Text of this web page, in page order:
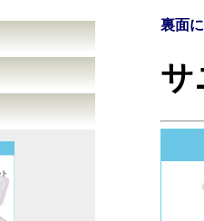
裏面
サ